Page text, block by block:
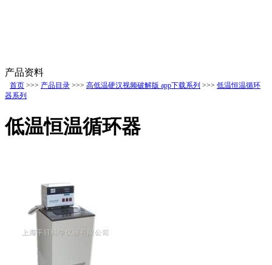
产品资料
首页 >>> 产品目录 >>> 高低温硬汉视频破解版 app下载系列 >>> 低温恒温循环
器系列
低温恒温循环器